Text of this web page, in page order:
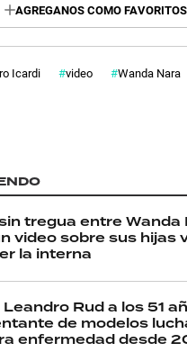
AGREGANOS COMO
Icardi video Wanda Nara
tregua entre Wanda
video sobre sus hijas
la interna
Rud a los 51
de modelos
enfermedad desde